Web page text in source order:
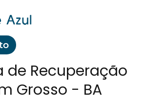
de Recuperação
Grosso - BA